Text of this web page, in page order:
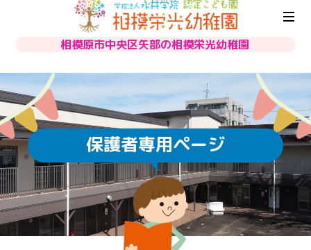
相模原市中央区矢部の相模栄光幼稚園
保護者専用ページ